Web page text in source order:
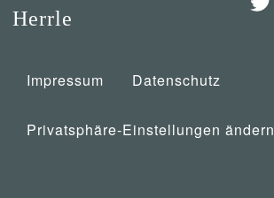
Herrle
Impressum Datenschutz
Privatsphäre-Einstellungen ändern